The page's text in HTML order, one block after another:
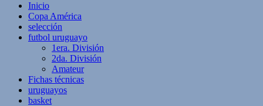
Inicio
Copa América
selección
futbol uruguayo
1era. División
2da. División
Amateur
Fichas técnicas
uruguayos
basket